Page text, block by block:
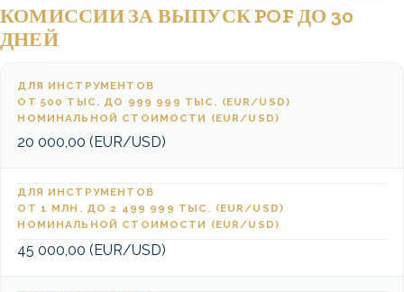
КОМИССИИ ЗА ВЫПУСК POF ДО 30
ДНЕЙ
ДЛЯ ИНСТРУМЕНТОВ
ОТ 500 ТЫС. ДО 999 999 ТЫС. (EUR/USD)
НОМИНАЛЬНОЙ СТОИМОСТИ (EUR/USD)
20 000,00 (EUR/USD)
ДЛЯ ИНСТРУМЕНТОВ
ОТ 1 МЛН. ДО 2 499 999 ТЫС. (EUR/USD)
НОМИНАЛЬНОЙ СТОИМОСТИ (EUR/USD)
45 000,00 (EUR/USD)